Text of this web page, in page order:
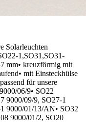
Solarleuchten
1,SO31,SO31-
mm• kreuzförmig mit
mit Einsteckhülse
für unsere
06/9• SO22
9000/09/9, SO27-1
9000/01/13/AN• SO32
9000/01/2, SO20